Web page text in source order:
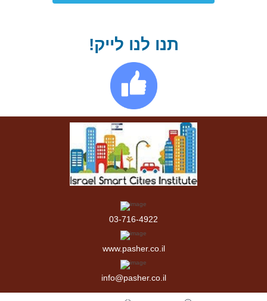
תנו לנו לייק!
03-716-4922
www.pasher.co.il
info@pasher.co.il